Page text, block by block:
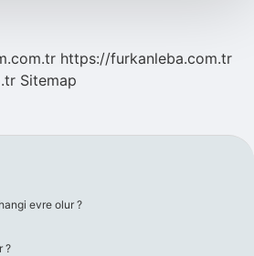
https://furkanleba.com.tr
Sitemap
evre olur ?
?